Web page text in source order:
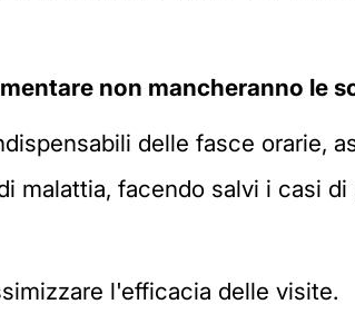
non mancheranno le
delle fasce orarie,
malattia, facendo salvi i casi
l'efficacia delle visite.